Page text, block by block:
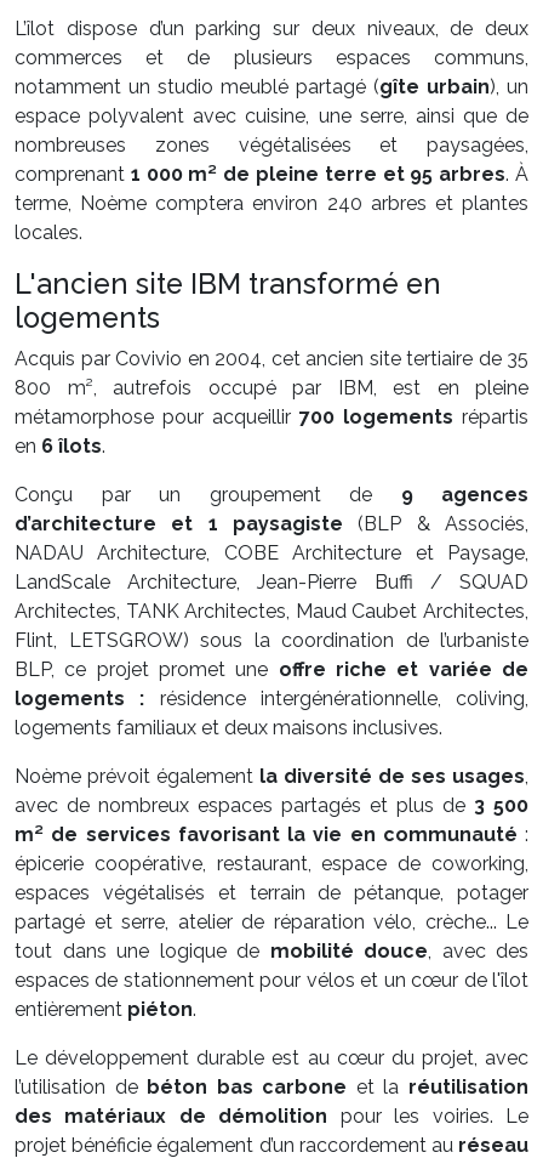
L’îlot dispose d’un parking sur deux niveaux, de deux
commerces et de plusieurs espaces communs,
notamment un studio meublé partagé (gîte urbain), un
espace polyvalent avec cuisine, une serre, ainsi que de
nombreuses zones végétalisées et paysagées,
comprenant 1 000 m² de pleine terre et 95 arbres. À
terme, Noème comptera environ 240 arbres et plantes
locales.
L'ancien site IBM transformé en
logements
Acquis par Covivio en 2004, cet ancien site tertiaire de 35
800 m², autrefois occupé par IBM, est en pleine
métamorphose pour acqueillir 700 logements répartis
en 6 îlots.
Conçu par un groupement de 9 agences
d’architecture et 1 paysagiste (BLP & Associés,
NADAU Architecture, COBE Architecture et Paysage,
LandScale Architecture, Jean-Pierre Buffi / SQUAD
Architectes, TANK Architectes, Maud Caubet Architectes,
Flint, LETSGROW) sous la coordination de l’urbaniste
BLP, ce projet promet une offre riche et variée de
logements
: résidence intergénérationnelle, coliving,
logements familiaux et deux maisons inclusives.
Noème prévoit également la diversité de ses usages,
avec de nombreux espaces partagés et plus de 3 500
m² de services favorisant la vie en communauté :
épicerie coopérative, restaurant, espace de coworking,
espaces végétalisés et terrain de pétanque, potager
partagé et serre, atelier de réparation vélo, crèche... Le
tout dans une logique de mobilité douce, avec des
espaces de stationnement pour vélos et un cœur de l'îlot
entièrement piéton.
Le développement durable est au cœur du projet, avec
l’utilisation de béton bas carbone et la réutilisation
des matériaux de démolition pour les voiries. Le
projet bénéficie également d’un raccordement au réseau